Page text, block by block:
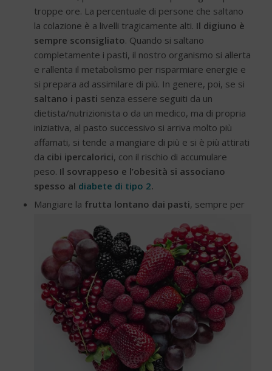
troppe ore. La percentuale di persone che saltano
la colazione è a livelli tragicamente alti. Il digiuno è
sempre sconsigliato. Quando si saltano
completamente i pasti, il nostro organismo si allerta
e rallenta il metabolismo per risparmiare energie e
si prepara ad assimilare di più. In genere, poi, se si
saltano i pasti senza essere seguiti da un
dietista/nutrizionista o da un medico, ma di propria
iniziativa, al pasto successivo si arriva molto più
affamati, si tende a mangiare di più e si è più attirati
da cibi ipercalorici, con il rischio di accumulare
peso. Il sovrappeso e l’obesità si associano
spesso al diabete di tipo 2.
Mangiare la frutta lontano dai pasti, sempre per